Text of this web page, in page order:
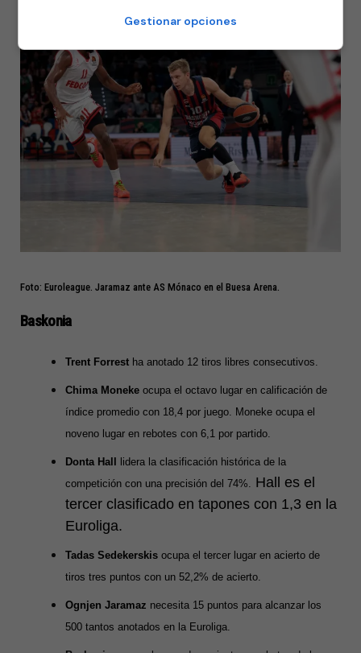
Foto: Euroleague. Jaramaz ante AS Mónaco en el Buesa Arena.
Baskonia
Trent Forrest ha anotado 12 tiros libres consecutivos.
Chima Moneke ocupa el octavo lugar en calificación de
índice promedio con 18,4 por juego. Moneke ocupa el
noveno lugar en rebotes con 6,1 por partido.
Donta Hall lidera la clasificación histórica de la
competición con una precisión del 74%.
Hall es el
tercer clasificado en tapones con 1,3 en la
Euroliga.
Tadas Sedekerskis ocupa el tercer lugar en acierto de
tiros tres puntos con un 52,2% de acierto.
Ognjen Jaramaz necesita 15 puntos para alcanzar los
500 tantos anotados en la Euroliga.
Gestionar opciones